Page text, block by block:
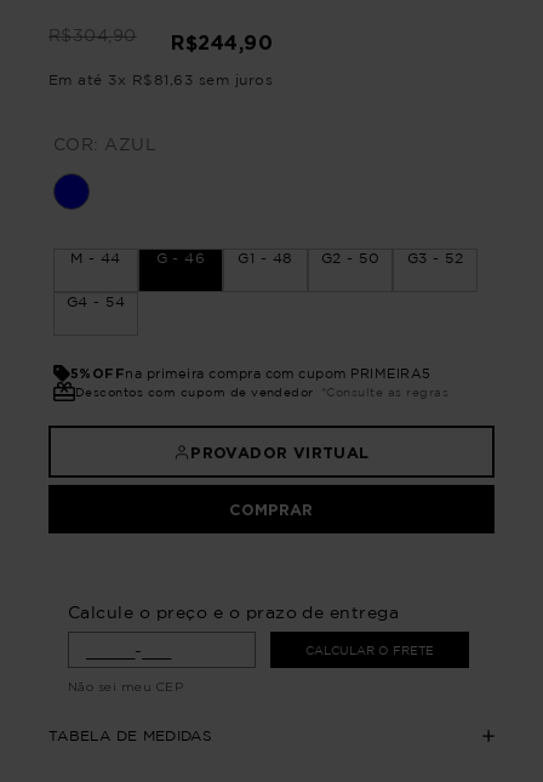
R$304,90 R$244,90
Em até 3x R$ 81 63 sem juros
COR: AZUL
M - 44 G - 46 G1 - 48 G2 - 50 G3 - 52
G4 - 54
5%OFFna primeira compra com cupom PRIMEIRA5
Descontos com cupom de vendedor *Consulte as regras
PROVADOR VIRTUAL
COMPRAR
Calcule o preço e o prazo de entrega
CALCULAR O FRETE
Não sei meu CEP
TABELA DE MEDIDAS